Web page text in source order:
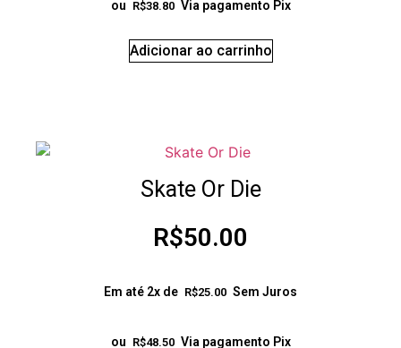
ou R$38.80 Via pagamento Pix
Adicionar ao carrinho
Skate Or Die
R$50.00
Em até 2x de R$25.00 Sem Juros
ou R$48.50 Via pagamento Pix